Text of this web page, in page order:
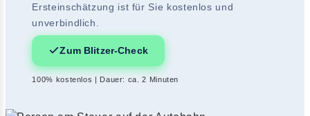
Ersteinschätzung ist für Sie kostenlos und
unverbindlich.
Zum Blitzer-Check
100% kostenlos | Dauer: ca. 2 Minuten